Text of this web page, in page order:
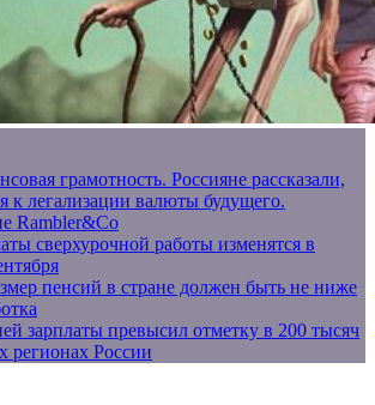
грамотность. Россияне рассказали,
к легализации валюты будущего.
Rambler&Co
сверхурочной работы изменятся в
пенсий в стране должен быть не ниже
зарплаты превысил отметку в 200 тысяч
регионах России